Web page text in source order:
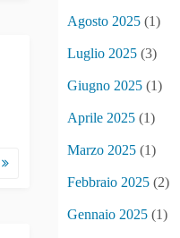
Agosto 2025 (1)
Luglio 2025 (3)
Giugno 2025 (1)
Aprile 2025 (1)
Marzo 2025 (1)
Febbraio 2025 (2)
Gennaio 2025 (1)